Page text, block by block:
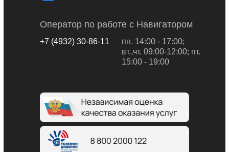
+7 (4932) 30-86-11
пн. 14:00 - 17:00;
вт.,чт. 09:00-12:00; пт.
15:00 - 19:00
Оператор по работе с Навигатором